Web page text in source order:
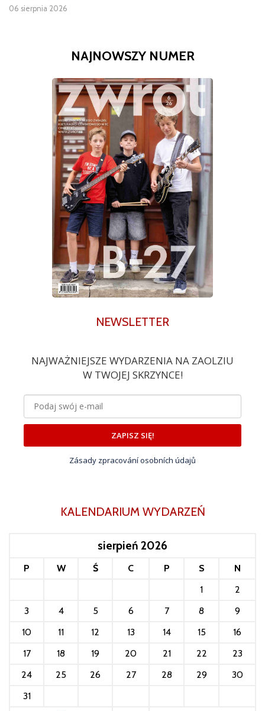
06 sierpnia 2026
NAJNOWSZY NUMER
NEWSLETTER
NAJWAŻNIEJSZE WYDARZENIA NA ZAOLZIU
W TWOJEJ SKRZYNCE!
ZAPISZ SIĘ!
Zásady zpracování osobních údajů
KALENDARIUM WYDARZEŃ
sierpień 2026
P W Ś C P S
N
1
2
3
4 5 6 7 8
9
10
11 12 13 14 15
16
17
18 19 20 21 22
23
24
25 26 27 28 29
30
31